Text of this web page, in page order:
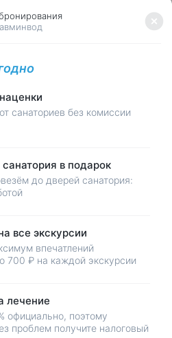
на новости и выгодные
санаториев без комиссии
в подарок
до дверей санатория:
все экскурсии
впечатлений
700 ₽ на каждой экскурсии
лечение
официально, поэтому
проблем получите налоговый